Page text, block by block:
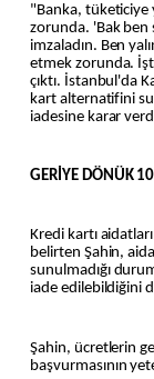
"Banka, tüketiciye
zorunda. 'Bak ben
imzaladın. Ben
etmek zorunda.
çıktı. İstanbul'da
kart alternatifini
iadesine karar
GERİYE DÖNÜK
Kredi kartı
belirten Şahin,
sunulmadığı
iade edilebildiğini
Şahin, ücretlerin
başvurmasının